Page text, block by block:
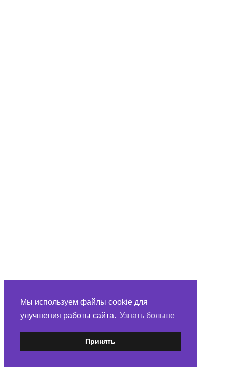
Мы используем файлы cookie для
улучшения работы сайта. Узнать больше
Принять